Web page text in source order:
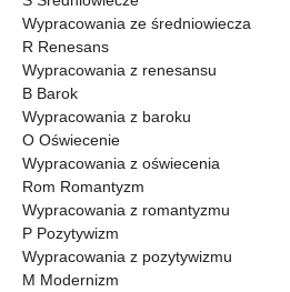
Wypracowania ze średniowiecza
R Renesans
Wypracowania z renesansu
B Barok
Wypracowania z baroku
O Oświecenie
Wypracowania z oświecenia
Rom Romantyzm
Wypracowania z romantyzmu
P Pozytywizm
Wypracowania z pozytywizmu
M Modernizm